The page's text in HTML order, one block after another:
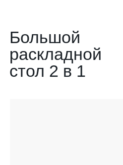
Большой
раскладной
стол 2 в 1